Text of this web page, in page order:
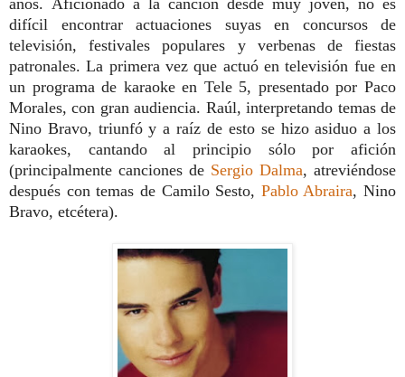
difícil encontrar actuaciones suyas en concursos de
televisión, festivales populares y verbenas de fiestas
patronales. La primera vez que actuó en televisión fue en
un programa de karaoke en Tele 5, presentado por Paco
Morales, con gran audiencia. Raúl, interpretando temas de
Nino Bravo, triunfó y a raíz de esto se hizo asiduo a los
karaokes, cantando al principio sólo por afición
(principalmente canciones de Sergio Dalma, atreviéndose
después con temas de Camilo Sesto, Pablo Abraira, Nino
Bravo, etcétera).